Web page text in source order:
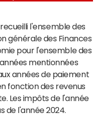
l'ensemble des
générale des Finances
pour l'ensemble des
mentionnées
années de paiement
fonction des revenus
Les impôts de l'année
de l'année 2024.